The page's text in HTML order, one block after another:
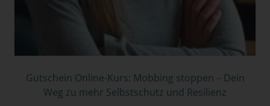
Gutschein Online-Kurs: Mobbing stoppen – Dein
Weg zu mehr Selbstschutz und Resilienz